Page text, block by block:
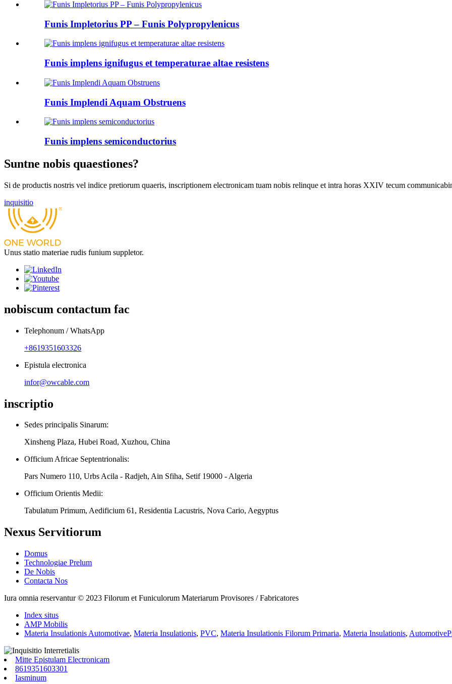
Funis Impletorius PP – Funis Polypropylenicus
Funis implens ignifugus et temperaturae altae resistens
Funis Implendi Aquam Obstruens
Funis implens semiconductorius
Suntne nobis quaestiones?
Si de productis nostris vel indice pretiorum quaeris, inscriptionem electronicam tuam nobis relinque et intra horas XXIV tecum
inquisitio
Unus statio materiae rudis funium suppletor.
nobiscum contactum fac
Telephonum / WhatsApp
+8619351603326
Epistula electronica
infor@owcable.com
inscriptio
Sedes principalis Sinarum:
Xinsheng Plaza, Hubei Road, Xuzhou, China
Officium Africae Septentrionalis:
Pars Numero 110, Urbs Acila - Radjeh, Ain Sfiha, Setif 19000 - Algeria
Officium Orientis Medii:
Tabulatum Primum, Aedificium 61, Residentia Lacustris, Nova Cario, Aegyptus
Nexus Servitiorum
Domus
Technologiae Prelum
De Nobis
Contacta Nos
Iura omnia reservantur © 2023 Filorum et Funiculorum Materiarum Provisores / Fabricatores
Index situs
AMP Mobilis
Materia Insulationis Automotivae, Materia Insulationis, PVC, Materia Insulationis Filorum Primaria, Materia Insulationis,
Mitte Epistulam Electronicam
8619351603301
Iasminum